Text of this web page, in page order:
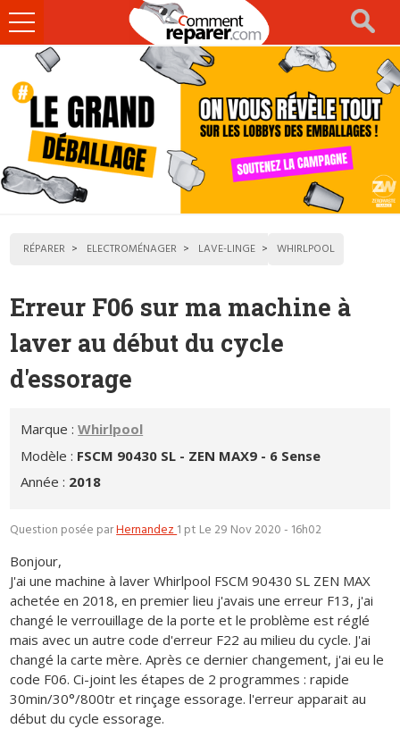
Ouvrir
le
menu
RÉPARER ELECTROMÉNAGER LAVE-LINGE WHIRLPOOL
Erreur F06 sur ma machine à
laver au début du cycle
d'essorage
Marque :Whirlpool
Modèle : FSCM 90430 SL - ZEN MAX9 - 6 Sense
Année : 2018
Question posée parHernandez1 pt Le 29 Nov 2020 - 16h02
Bonjour,
J'ai une machine à laver Whirlpool FSCM 90430 SL ZEN MAX
achetée en 2018, en premier lieu j'avais une erreur F13, j'ai
changé le verrouillage de la porte et le problème est réglé
mais avec un autre code d'erreur F22 au milieu du cycle. J'ai
changé la carte mère. Après ce dernier changement, j'ai eu le
code F06. Ci-joint les étapes de 2 programmes : rapide
30min/30°/800tr et rinçage essorage. l'erreur apparait au
début du cycle essorage.